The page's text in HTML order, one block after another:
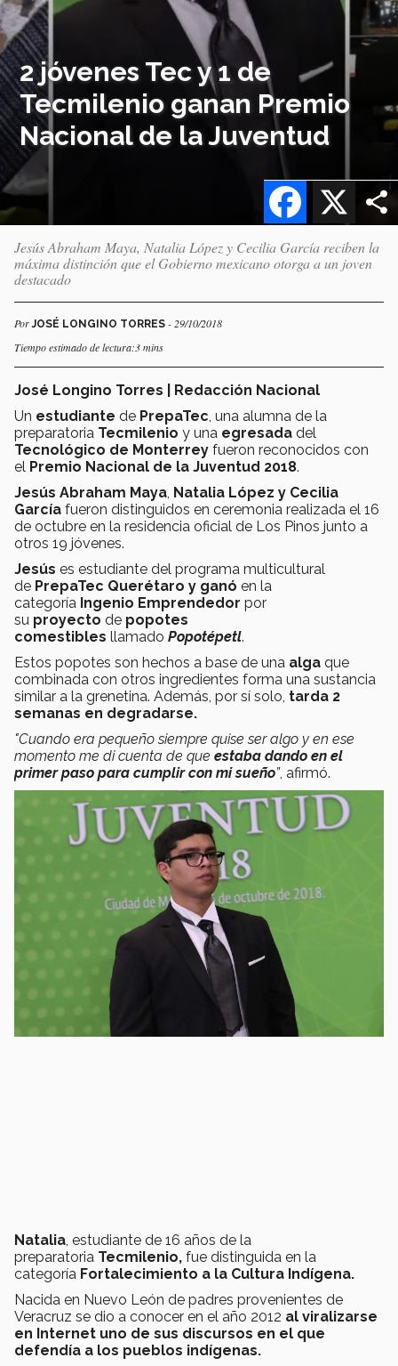
2 jóvenes Tec y 1 de
Tecmilenio ganan Premio
Nacional de la Juventud
X
Facebook
Jesús Abraham Maya, Natalia López y Cecilia García reciben la
máxima distinción que el Gobierno mexicano otorga a un joven
destacado
PorJOSÉ LONGINO TORRES - 29/10/2018
Tiempo estimado de lectura:3 mins
José Longino Torres | Redacción Nacional
Un estudiante de PrepaTec , una alumna de la
preparatoria Tecmilenio y una egresada del
Tecnológico de Monterrey fueron reconocidos con
el Premio Nacional de la Juventud 2018.
Jesús Abraham Maya Natalia López y Cecilia
García fueron distinguidos en ceremonia realizada el 16
de octubre en la residencia oficial de Los Pinos junto a
otros 19 jóvenes.
Jesús es estudiante del programa multicultural
de PrepaTec Querétaro y ganó en la
categoría Ingenio Emprendedor por
su proyecto de popotes
comestibles llamado Popotépetl.
Estos popotes son hechos a base de una alga que
combinada con otros ingredientes forma una sustancia
similar a la grenetina. Además, por sí solo, tarda 2
semanas en degradarse.
"Cuando era pequeño siempre quise ser algo y en ese
momento me di cuenta de que estaba dando en el
primer paso para cumplir con mi sueño”, afirmó.
Natalia, estudiante de 16 años de la
preparatoria Tecmilenio, fue distinguida en la
categoría Fortalecimiento a la Cultura Indígena.
Nacida en Nuevo León de padres provenientes de
Veracruz se dio a conocer en el año 2012 al viralizarse
en Internet uno de sus discursos en el que
defendía a los pueblos indígenas.